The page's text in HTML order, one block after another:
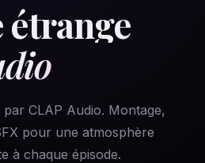
étrange
CLAP Audio. Montage,
pour une atmosphère
à chaque épisode.